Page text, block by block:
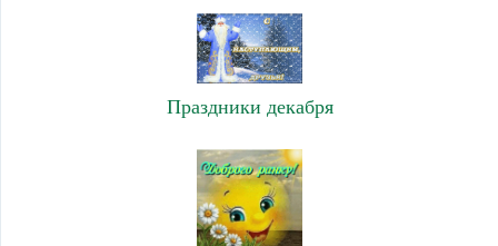
Праздники декабря